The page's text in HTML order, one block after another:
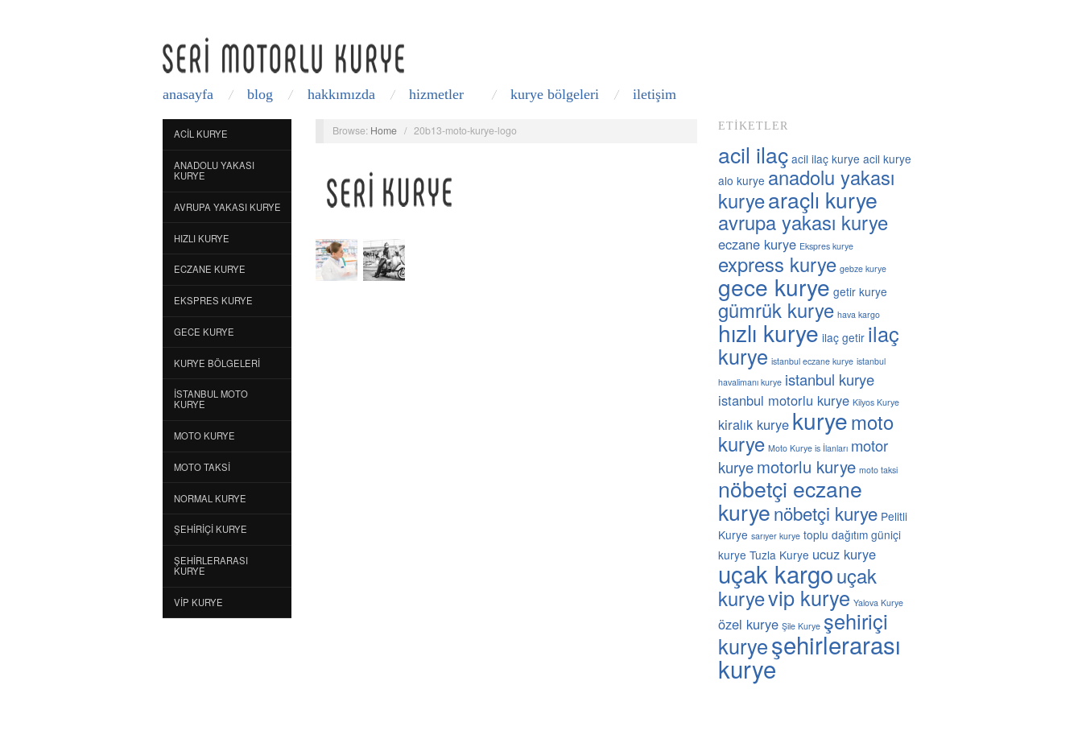
anasayfa blog hakkımızda hizmetler kurye bölgeleri i̇letişim
ACIL KURYE
ANADOLU YAKASI
KURYE
AVRUPA YAKASI KURYE
HIZLI KURYE
ECZANE KURYE
EKSPRES KURYE
GECE KURYE
KURYE BÖLGELERI
İSTANBUL MOTO
KURYE
MOTO KURYE
MOTO TAKSI
NORMAL KURYE
ŞEHIRIÇI KURYE
ŞEHIRLERARASI
KURYE
VIP KURYE
Browse: Home / 20b13-moto-kurye-logo ETIKETLER
acil ilaç acil ilaç kurye acil kurye
alo kurye anadolu yakası
kuryearaçlı kurye
avrupa yakası kurye
eczane kurye Ekspres kurye
express kurye gebze kurye
gece kurye getir kurye
gümrük kurye hava kargo
hızlı kurye ilaç getir ilaç
kurye istanbul eczane kurye istanbul
havalimanı kurye istanbul kurye
istanbul motorlu kurye Kilyos Kurye
kiralık kurye kuryemoto
kurye Moto Kurye is İlanları motor
kuryemotorlu kurye moto taksi
nöbetçi eczane
kuryenöbetçi kurye Pelitli
Kurye sarıyer kurye toplu dağıtım güniçi
kurye Tuzla Kurye ucuz kurye
uçak kargouçak
kuryevip kurye Yalova Kurye
özel kurye Şile Kurye şehiriçi
kuryeşehirlerarası
kurye